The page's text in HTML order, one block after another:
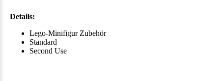
Details:
Lego-Minifigur Zubehör
Standard
Second Use